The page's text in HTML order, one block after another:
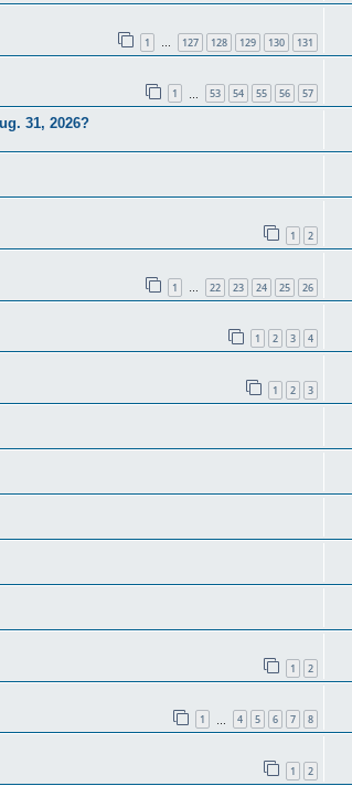
1 … 127 128 129 130 131
1 53 54 55 56 57
31, 2026?
1 2
1 … 22 23 24 25 26
1 2 3 4
1 2 3
1 2
1 4 5 6 7 8
1 2